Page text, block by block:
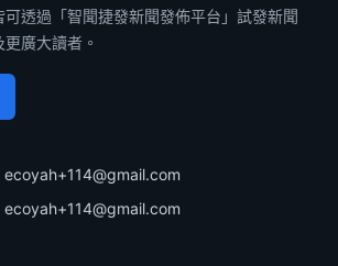
透過「智聞捷發新聞發佈平台」試發新聞
廣大讀者。
ecoyah+114@gmail.com
ecoyah+114@gmail.com